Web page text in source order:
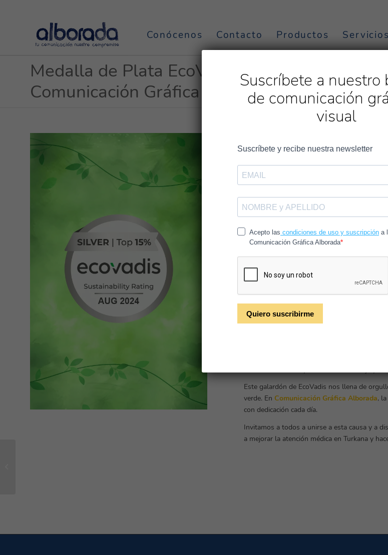
Conócenos Contacto Productos Servicios
Medalla de Plata EcoVadis para
Comunicación Gráfica Alborada
La Medalla de
nuestro
EnComunicación Gráfica Alborada
EcoVadis, un reconocimiento que nos sitúa
Este logro refuerza nuestro compromiso con
EcoVadis es uno de los sistemas de
examina cuatro áreas fundamentales: medio
sostenibles. Recibir la Medalla de Plata es
esforzamos por aplicar políticas y procesos
EcoVadis plantará
Este reconocimiento tiene un valor simbólico
nombre en colaboración con
nuestros procesos de producción y
el uso de recursos y fomentar el reciclaje y la
Este galardón de EcoVadis nos llena de
verde. En Comunicación Gráfica Alborada,
con dedicación cada día.
Invitamos a todos a unirse a esta causa y a
a mejorar la atención médica en Turkana y
Suscríbete a nuestro
de comunicación
visual